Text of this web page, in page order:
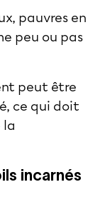
pauvres en
peu ou pas
peut être
ce qui doit
la
incarnés